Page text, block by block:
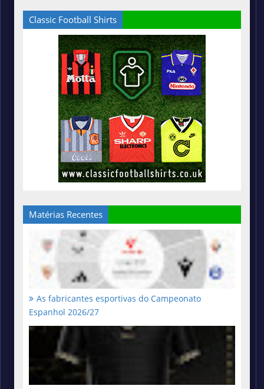
Classic Football Shirts
Matérias Recentes
As fabricantes esportivas do Campeonato
Espanhol 2026/27